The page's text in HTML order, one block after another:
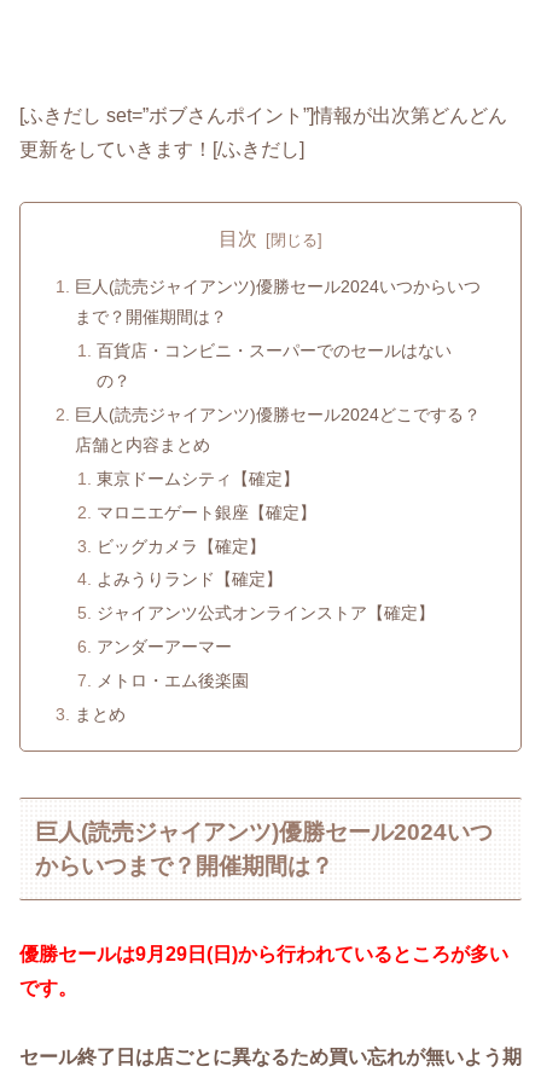
[ふきだし set=”ボブさんポイント”]情報が出次第どんどん
更新をしていきます！[/ふきだし]
目次
巨人(読売ジャイアンツ)優勝セール2024いつからいつ
まで？開催期間は？
百貨店・コンビニ・スーパーでのセールはない
の？
巨人(読売ジャイアンツ)優勝セール2024どこでする？
店舗と内容まとめ
東京ドームシティ【確定】
マロニエゲート銀座【確定】
ビッグカメラ【確定】
よみうりランド【確定】
ジャイアンツ公式オンラインストア【確定】
アンダーアーマー
メトロ・エム後楽園
まとめ
巨人(読売ジャイアンツ)優勝セール2024いつ
からいつまで？開催期間は？
優勝セールは9月29日(日)から行われているところが多い
です。
セール終了日は店ごとに異なるため買い忘れが無いよう期